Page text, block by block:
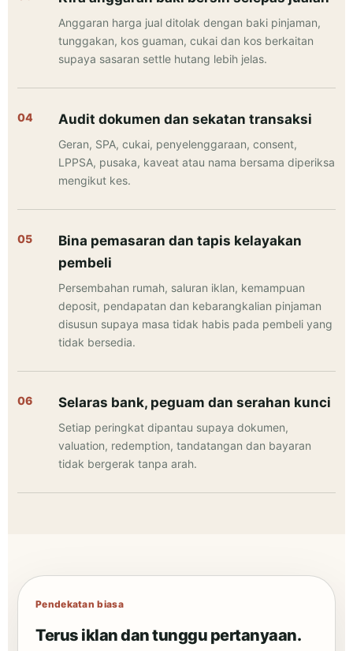
Anggaran harga jual ditolak dengan baki pinjaman,
tunggakan, kos guaman, cukai dan kos berkaitan
supaya sasaran settle hutang lebih jelas.
Audit dokumen dan sekatan transaksi
Geran, SPA, cukai, penyelenggaraan, consent,
LPPSA, pusaka, kaveat atau nama bersama diperiksa
mengikut kes.
Bina pemasaran dan tapis kelayakan
pembeli
Persembahan rumah, saluran iklan, kemampuan
deposit, pendapatan dan kebarangkalian pinjaman
disusun supaya masa tidak habis pada pembeli yang
tidak bersedia.
Selaras bank, peguam dan serahan kunci
Setiap peringkat dipantau supaya dokumen,
valuation, redemption, tandatangan dan bayaran
tidak bergerak tanpa arah.
Pendekatan biasa
Terus iklan dan tunggu pertanyaan.